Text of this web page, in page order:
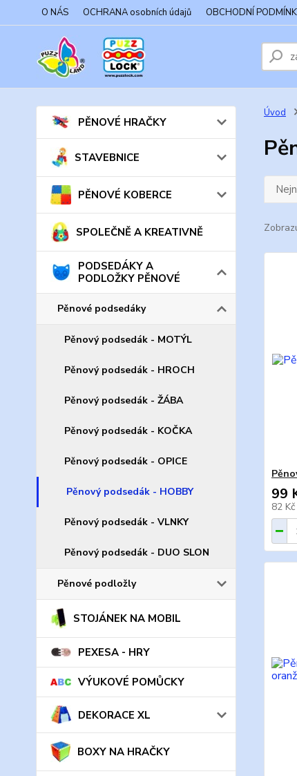
O NÁS OCHRANA osobních údajů OBCHODNÍ
PĚNOVÉ HRAČKY
STAVEBNICE
PĚNOVÉ KOBERCE
SPOLEČNĚ A KREATIVNĚ
PODSEDÁKY A
PODLOŽKY PĚNOVÉ
Pěnové podsedáky
Pěnový podsedák - MOTÝL
Pěnový podsedák - HROCH
Pěnový podsedák - ŽÁBA
Pěnový podsedák - KOČKA
Pěnový podsedák - OPICE
Pěnový podsedák - HOBBY
Pěnový podsedák - VLNKY
Pěnový podsedák - DUO SLON
Pěnové podložly
STOJÁNEK NA MOBIL
PEXESA - HRY
VÝUKOVÉ POMŮCKY
DEKORACE XL
BOXY NA HRAČKY
Úvod
99
82 Kč